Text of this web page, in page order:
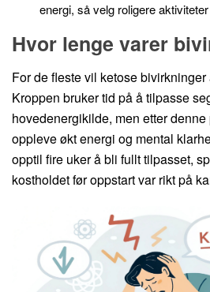
energi, så velg roligere
Hvor lenge varer
For de fleste vil ketose
Kroppen bruker tid på å tilpasse
hovedenergikilde, men etter
oppleve økt energi og mental
opptil fire uker å bli fullt tilpasset,
kostholdet før oppstart var rikt på